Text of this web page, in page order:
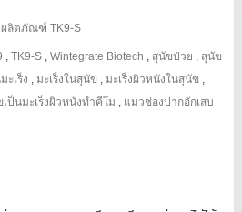
ผลิตภัณฑ์ TK9-S
,TK9-S ,Wintegrate Biotech , สุนัขป่วย , สุนัข
ะเร็ง ,มะเร็งในสุนัข ,มะเร็งผิวหนังในสุนัข ,
เป็นมะเร็งผิวหนังทำคีโม , แมวช่องปากอักเสบ